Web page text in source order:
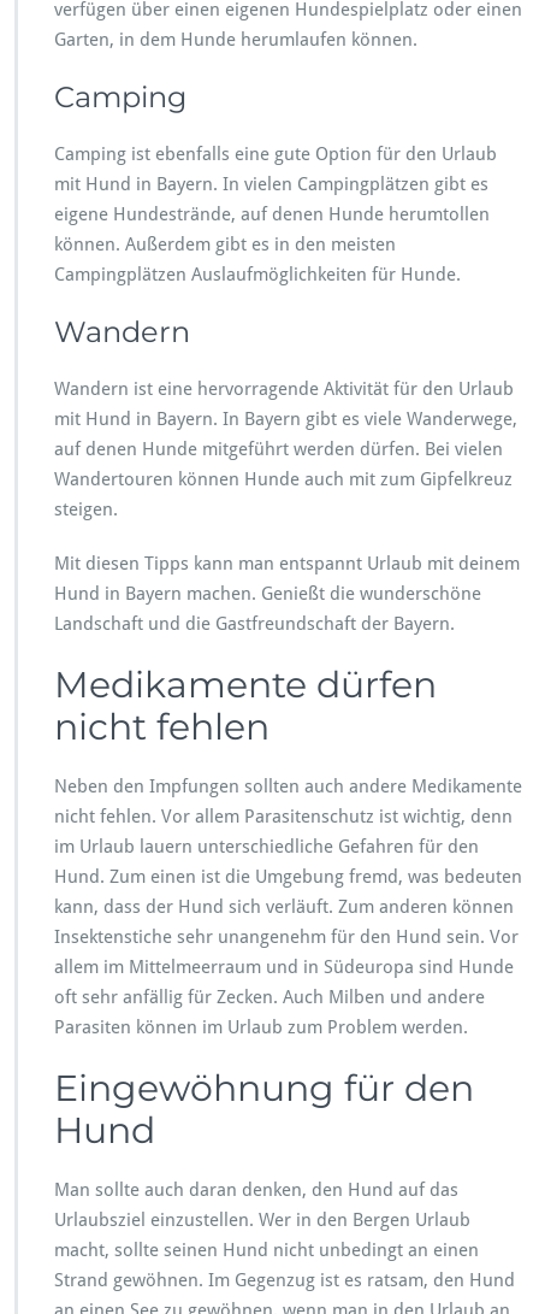
verfügen über einen eigenen Hundespielplatz oder einen
Garten, in dem Hunde herumlaufen können.
Camping
Camping ist ebenfalls eine gute Option für den Urlaub
mit Hund in Bayern. In vielen Campingplätzen gibt es
eigene Hundestrände, auf denen Hunde herumtollen
können. Außerdem gibt es in den meisten
Campingplätzen Auslaufmöglichkeiten für Hunde.
Wandern
Wandern ist eine hervorragende Aktivität für den Urlaub
mit Hund in Bayern. In Bayern gibt es viele Wanderwege,
auf denen Hunde mitgeführt werden dürfen. Bei vielen
Wandertouren können Hunde auch mit zum Gipfelkreuz
steigen.
Mit diesen Tipps kann man entspannt Urlaub mit deinem
Hund in Bayern machen. Genießt die wunderschöne
Landschaft und die Gastfreundschaft der Bayern.
Medikamente dürfen
nicht fehlen
Neben den Impfungen sollten auch andere Medikamente
nicht fehlen. Vor allem Parasitenschutz ist wichtig, denn
im Urlaub lauern unterschiedliche Gefahren für den
Hund. Zum einen ist die Umgebung fremd, was bedeuten
kann, dass der Hund sich verläuft. Zum anderen können
Insektenstiche sehr unangenehm für den Hund sein. Vor
allem im Mittelmeerraum und in Südeuropa sind Hunde
oft sehr anfällig für Zecken. Auch Milben und andere
Parasiten können im Urlaub zum Problem werden.
Eingewöhnung für den
Hund
Man sollte auch daran denken, den Hund auf das
Urlaubsziel einzustellen. Wer in den Bergen Urlaub
macht, sollte seinen Hund nicht unbedingt an einen
Strand gewöhnen. Im Gegenzug ist es ratsam, den Hund